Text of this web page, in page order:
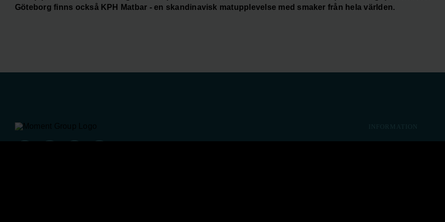
Göteborg finns också KPH Matbar - en skandinavisk matupplevelse med smaker från hela världen.